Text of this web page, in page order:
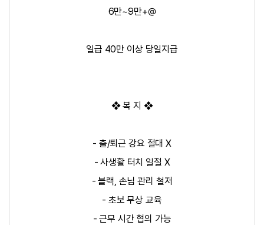
6만~9만+@
일급 40만 이상 당일지급
❖ 복 지 ❖
- 출/퇴근 강요 절대 X
- 사생활 터치 일절 X
- 블랙, 손님 관리 철저
- 초보 무상 교육
- 근무 시간 협의 가능